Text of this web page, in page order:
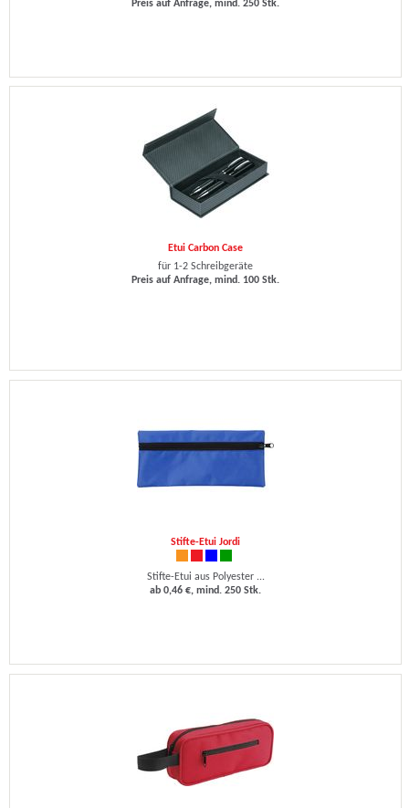
Preis auf Anfrage, mind. 250 Stk.
Etui Carbon Case
für 1-2 Schreibgeräte
Preis auf Anfrage, mind. 100 Stk.
Stifte-Etui Jordi
Stifte-Etui aus Polyester ...
ab 0,46 €, mind. 250 Stk.